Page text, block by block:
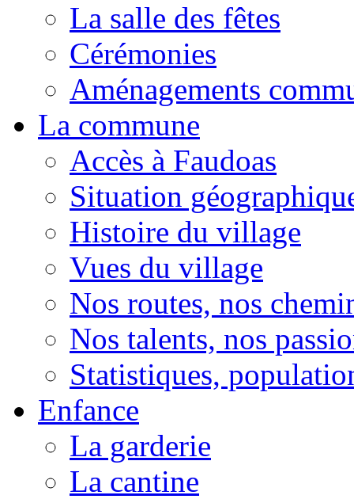
La salle des fêtes
Cérémonies
Aménagements
La commune
Accès à Faudoas
Situation
Histoire du village
Vues du village
Nos routes, nos
Nos talents, nos
Statistiques,
Enfance
La garderie
La cantine